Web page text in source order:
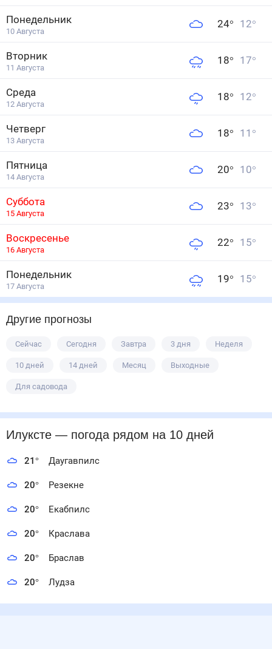
Понедельник
10 Августа
24° 12°
Вторник
11 Августа
18° 17°
Среда
12 Августа
18° 12°
Четверг
13 Августа
18° 11 °
Пятница
14 Августа
20° 10°
Суббота
15 Августа
23° 13°
Воскресенье
16 Августа
22° 15°
Понедельник
17 Августа
19° 15°
Другие прогнозы
Сейчас Сегодня Завтра 3 дня Неделя
10 дней 14 дней Месяц Выходные
Для садовода
Илуксте— погода рядомна 10 дней
21° Даугавпилс
20° Резекне
20° Екабпилс
20° Краслава
20° Браслав
20° Лудза